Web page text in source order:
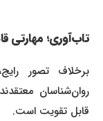
تاب‌آوری؛ مهارتی
برخلاف تصور
روان‌شناسان
قابل تقویت است.